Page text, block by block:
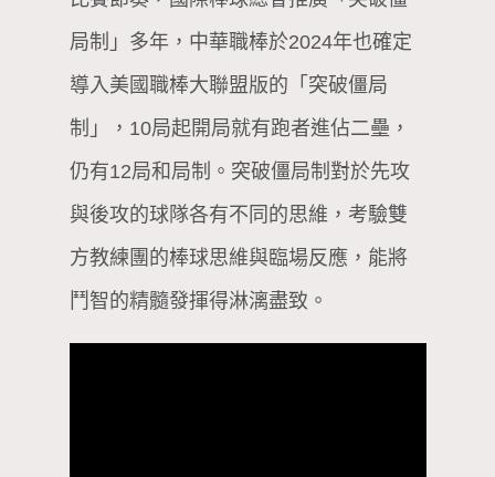
局制」多年，中華職棒於2024年也確定
導入美國職棒大聯盟版的「突破僵局
制」，10局起開局就有跑者進佔二壘，
仍有12局和局制。突破僵局制對於先攻
與後攻的球隊各有不同的思維，考驗雙
方教練團的棒球思維與臨場反應，能將
鬥智的精髓發揮得淋漓盡致。